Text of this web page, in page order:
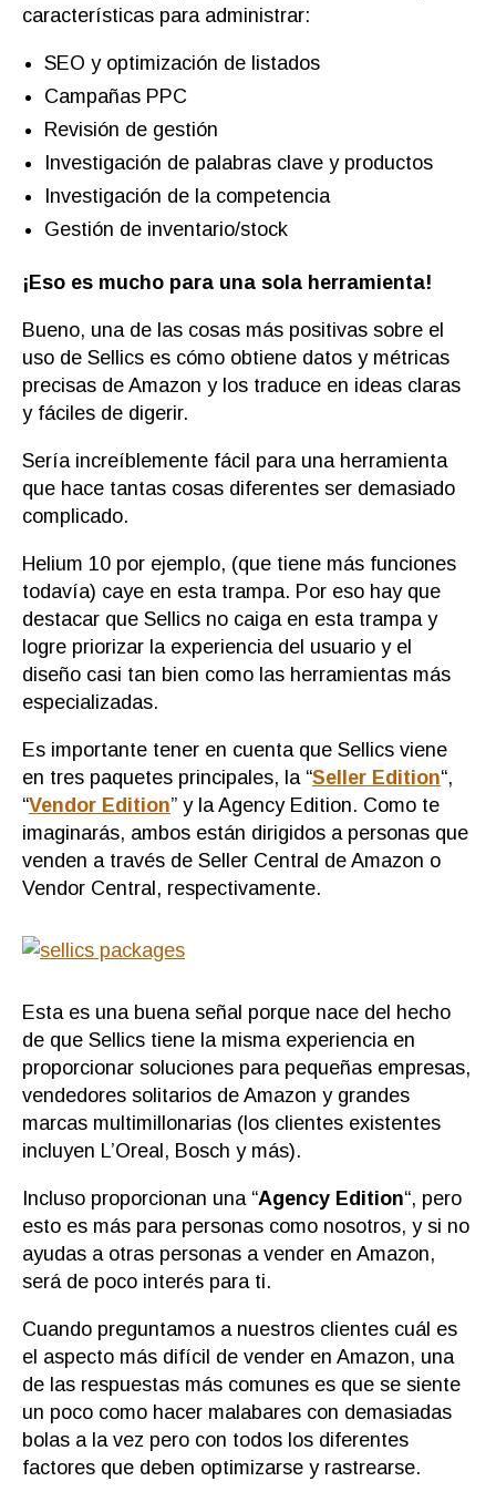
características para administrar:
SEO y optimización de listados
Campañas PPC
Revisión de gestión
Investigación de palabras clave y productos
Investigación de la competencia
Gestión de inventario/stock
¡Eso es mucho para una sola herramienta!
Bueno, una de las cosas más positivas sobre el
uso de Sellics es cómo obtiene datos y métricas
precisas de Amazon y los traduce en ideas claras
y fáciles de digerir.
Sería increíblemente fácil para una herramienta
que hace tantas cosas diferentes ser demasiado
complicado.
Helium 10 por ejemplo, (que tiene más funciones
todavía) caye en esta trampa. Por eso hay que
destacar que Sellics no caiga en esta trampa y
logre priorizar la experiencia del usuario y el
diseño casi tan bien como las herramientas más
especializadas.
Es importante tener en cuenta que Sellics viene
en tres paquetes principales, la “Seller Edition“,
“Vendor Edition” y la Agency Edition. Como te
imaginarás, ambos están dirigidos a personas que
venden a través de Seller Central de Amazon o
Vendor Central, respectivamente.
Esta es una buena señal porque nace del hecho
de que Sellics tiene la misma experiencia en
proporcionar soluciones para pequeñas empresas,
vendedores solitarios de Amazon y grandes
marcas multimillonarias (los clientes existentes
incluyen L’Oreal, Bosch y más).
Incluso proporcionan una “Agency Edition“, pero
esto es más para personas como nosotros, y si no
ayudas a otras personas a vender en Amazon,
será de poco interés para ti.
Cuando preguntamos a nuestros clientes cuál es
el aspecto más difícil de vender en Amazon, una
de las respuestas más comunes es que se siente
un poco como hacer malabares con demasiadas
bolas a la vez pero con todos los diferentes
factores que deben optimizarse y rastrearse.